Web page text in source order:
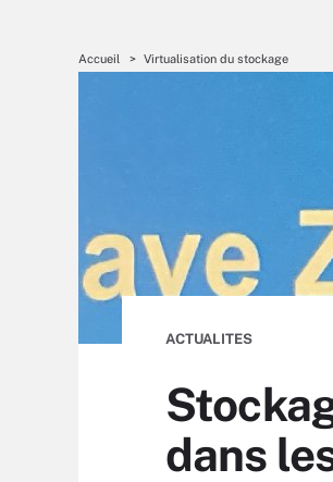
Accueil Virtualisation du stockage
ACTUALITES
dans